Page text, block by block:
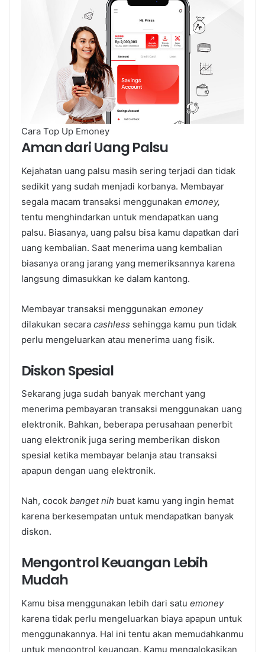
Cara Top Up Emoney
Aman dari Uang Palsu
Kejahatan uang palsu masih sering terjadi dan tidak
sedikit yang sudah menjadi korbanya. Membayar
segala macam transaksi menggunakan emoney,
tentu menghindarkan untuk mendapatkan uang
palsu. Biasanya, uang palsu bisa kamu dapatkan dari
uang kembalian. Saat menerima uang kembalian
biasanya orang jarang yang memeriksannya karena
langsung dimasukkan ke dalam kantong.
Membayar transaksi menggunakan emoney
dilakukan secara cashless sehingga kamu pun tidak
perlu mengeluarkan atau menerima uang fisik.
Diskon Spesial
Sekarang juga sudah banyak merchant yang
menerima pembayaran transaksi menggunakan uang
elektronik. Bahkan, beberapa perusahaan penerbit
uang elektronik juga sering memberikan diskon
spesial ketika membayar belanja atau transaksi
apapun dengan uang elektronik.
Nah, cocok banget nih buat kamu yang ingin hemat
karena berkesempatan untuk mendapatkan banyak
diskon.
Mengontrol Keuangan Lebih
Mudah
Kamu bisa menggunakan lebih dari satu emoney
karena tidak perlu mengeluarkan biaya apapun untuk
menggunakannya. Hal ini tentu akan memudahkanmu
untuk mengontrol keuangan. Kamu mengalokasikan